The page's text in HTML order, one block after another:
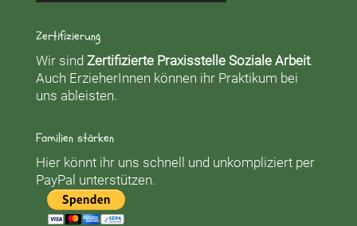
Zertifizierung
Wir sind Zertifizierte Praxisstelle Soziale Arbeit.
Auch ErzieherInnen können ihr Praktikum bei
uns ableisten.
Familien stärken
Hier könnt ihr uns schnell und unkompliziert per
PayPal unterstützen.